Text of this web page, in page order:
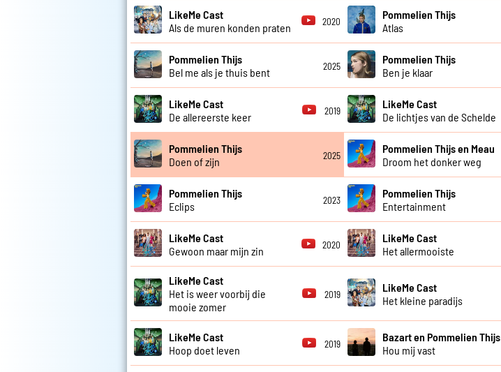
LikeMe Cast
Als de muren konden praten
2020
Pommelien Thijs
Atlas
Pommelien Thijs
Bel me als je thuis bent
2025
Pommelien Thijs
Ben je klaar
LikeMe Cast
De allereerste keer
2019
LikeMe Cast
De lichtjes van de Schelde
Pommelien Thijs
Doen of zijn
2025
Pommelien Thijs en Meau
Droom het donker weg
Pommelien Thijs
Eclips
2023
Pommelien Thijs
Entertainment
LikeMe Cast
Gewoon maar mijn zin
2020
LikeMe Cast
Het allermooiste
LikeMe Cast
Het is weer voorbij die
mooie zomer
2019
LikeMe Cast
Het kleine paradijs
LikeMe Cast
Hoop doet leven
2019
Bazart en Pommelien Thijs
Hou mij vast